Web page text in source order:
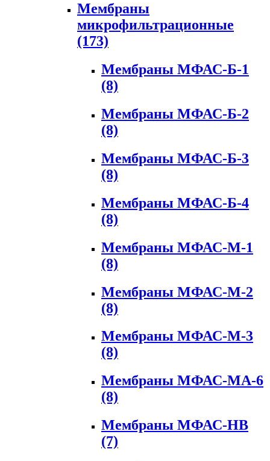
Мембраны
микрофильтрационные
(173)
Мембраны МФАС-Б-1
(8)
Мембраны МФАС-Б-2
(8)
Мембраны МФАС-Б-3
(8)
Мембраны МФАС-Б-4
(8)
Мембраны МФАС-М-1
(8)
Мембраны МФАС-М-2
(8)
Мембраны МФАС-М-3
(8)
Мембраны МФАС-МА-6
(8)
Мембраны МФАС-НВ
(7)